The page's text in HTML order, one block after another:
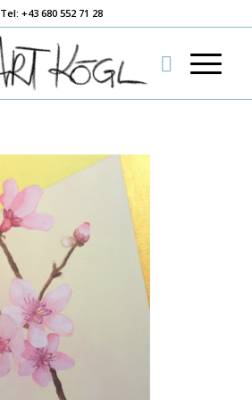
Tel: +43 680 552 71 28